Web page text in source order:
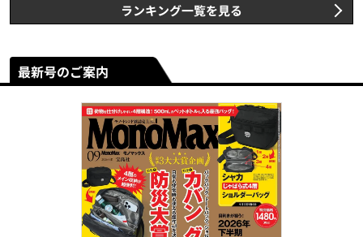
ランキング一覧を見る
最新号のご案内